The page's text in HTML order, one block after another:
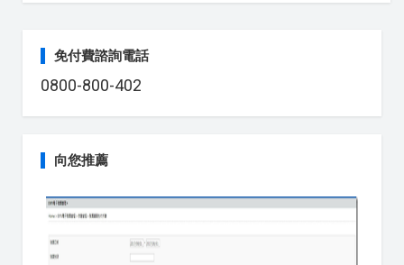
免付費諮詢電話
0800-800-402
向您推薦